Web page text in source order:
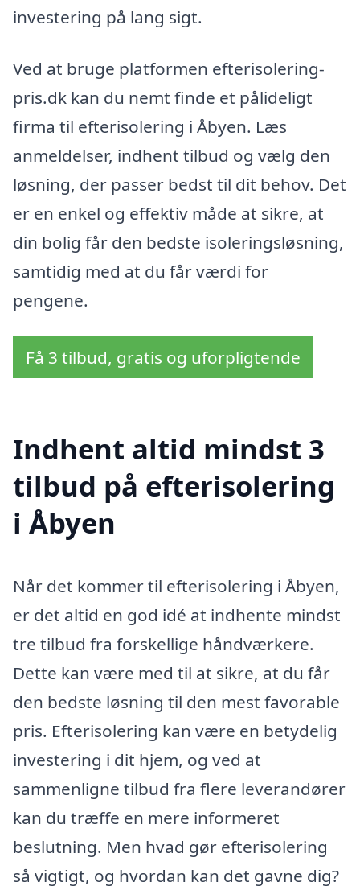
investering på lang sigt.
Ved at bruge platformen efterisolering-
pris.dk kan du nemt finde et pålideligt
firma til efterisolering i Åbyen. Læs
anmeldelser, indhent tilbud og vælg den
løsning, der passer bedst til dit behov. Det
er en enkel og effektiv måde at sikre, at
din bolig får den bedste isoleringsløsning,
samtidig med at du får værdi for
pengene.
Få 3 tilbud, gratis og uforpligtende
Indhent altid mindst 3
tilbud på efterisolering
i Åbyen
Når det kommer til efterisolering i Åbyen,
er det altid en god idé at indhente mindst
tre tilbud fra forskellige håndværkere.
Dette kan være med til at sikre, at du får
den bedste løsning til den mest favorable
pris. Efterisolering kan være en betydelig
investering i dit hjem, og ved at
sammenligne tilbud fra flere leverandører
kan du træffe en mere informeret
beslutning. Men hvad gør efterisolering
så vigtigt, og hvordan kan det gavne dig?